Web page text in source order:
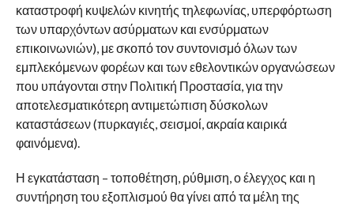
καταστροφή κυψελών κινητής τηλεφωνίας, υπερφόρτωση
των υπαρχόντων ασύρματων και ενσύρματων
επικοινωνιών), με σκοπό τον συντονισμό όλων των
εμπλεκόμενων φορέων και των εθελοντικών οργανώσεων
που υπάγονται στην Πολιτική Προστασία, για την
αποτελεσματικότερη αντιμετώπιση δύσκολων
καταστάσεων (πυρκαγιές, σεισμοί, ακραία καιρικά
φαινόμενα).
Η εγκατάσταση – τοποθέτηση, ρύθμιση, ο έλεγχος και η
συντήρηση του εξοπλισμού θα γίνει από τα μέλη της